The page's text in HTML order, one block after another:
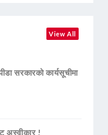
View All
सरकारको कार्यसूचीमा
अस्वीकार !